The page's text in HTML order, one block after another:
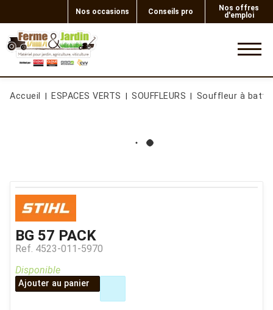
Nos occasions Conseils pro
Nos offres
d'emploi
Accueil ESPACES VERTS SOUFFLEURS Souffleur à
BG 57 PACK
Ref. 4523-011-5970
Disponible
Ajouter au panier